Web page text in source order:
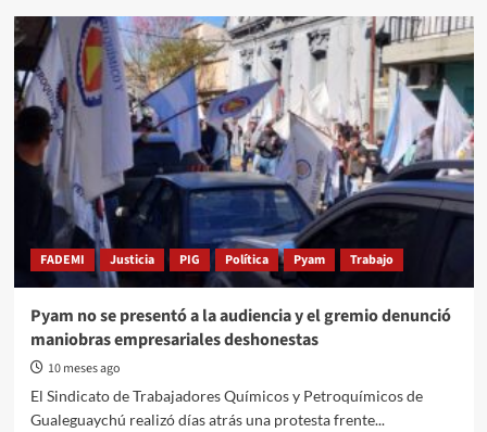
Laboratorios
Pyam,
ausente
otra
vez:
trabajadores
respuestas
y
sanciones
FADEMI Justicia PIG Política Pyam Trabajo
Pyam no se presentó a la audiencia y el gremio denunció
maniobras empresariales deshonestas
10 meses ago
El Sindicato de Trabajadores Químicos y Petroquímicos de
Gualeguaychú realizó días atrás una protesta frente...